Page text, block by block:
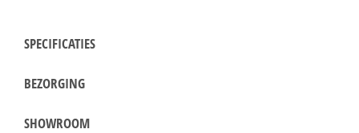
SPECIFICATIES
BEZORGING
SHOWROOM